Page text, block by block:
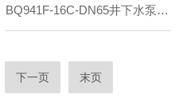
BQ941F-16C-DN65井下水泵电动防爆球阀
下一页 末页